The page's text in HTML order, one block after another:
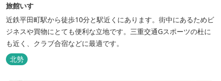
旅館いすゞ
近鉄平田町駅から徒歩10分と駅近くにあります。街中にあるためビ
ジネスや買物にとても便利な立地です。三重交通Gスポーツの杜に
も近く、クラブ合宿などに最適です。
北勢